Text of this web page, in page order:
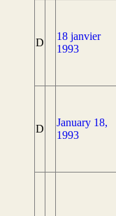
D
18 janvier
1993
D
January 18,
1993